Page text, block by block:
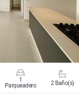
1
Parqueadero
2 Baño(s)